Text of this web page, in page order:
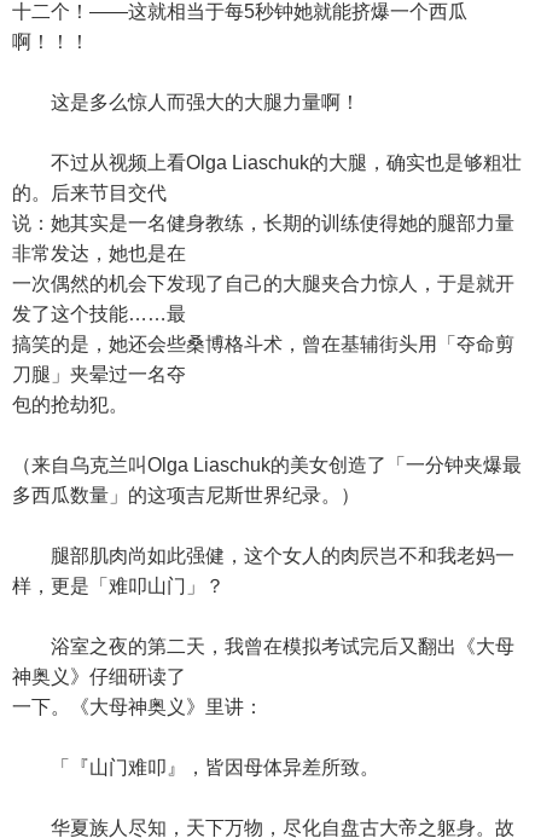
十二个！——这就相当于每5秒钟她就能挤爆一个西瓜
啊！！！
这是多么惊人而强大的大腿力量啊！
不过从视频上看Olga Liaschuk的大腿，确实也是够粗壮
的。后来节目交代
说：她其实是一名健身教练，长期的训练使得她的腿部力量
非常发达，她也是在
一次偶然的机会下发现了自己的大腿夹合力惊人，于是就开
发了这个技能……最
搞笑的是，她还会些桑博格斗术，曾在基辅街头用「夺命剪
刀腿」夹晕过一名夺
包的抢劫犯。
（来自乌克兰叫Olga Liaschuk的美女创造了「一分钟夹爆最
多西瓜数量」的这项吉尼斯世界纪录。）
腿部肌肉尚如此强健，这个女人的肉屄岂不和我老妈一
样，更是「难叩山门」？
浴室之夜的第二天，我曾在模拟考试完后又翻出《大母
神奥义》仔细研读了
一下。《大母神奥义》里讲：
「『山门难叩』，皆因母体异差所致。
华夏族人尽知，天下万物，尽化自盘古大帝之躯身。故